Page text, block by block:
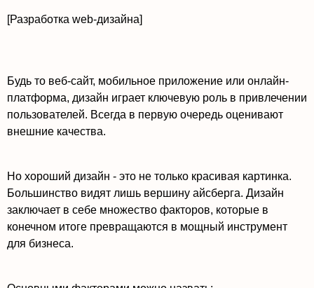
[Разработка web-дизайна]
Будь то веб-сайт, мобильное приложение или онлайн-
платформа, дизайн играет ключевую роль в привлечении
пользователей. Всегда в первую очередь оценивают
внешние качества.
Но хороший дизайн - это не только красивая картинка.
Большинство видят лишь вершину айсберга. Дизайн
заключает в себе множество факторов, которые в
конечном итоге превращаются в мощный инструмент
для бизнеса.